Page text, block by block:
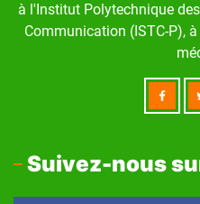
à l'Institut Polytechnique
Communication (ISTC-P),
Suivez-nous